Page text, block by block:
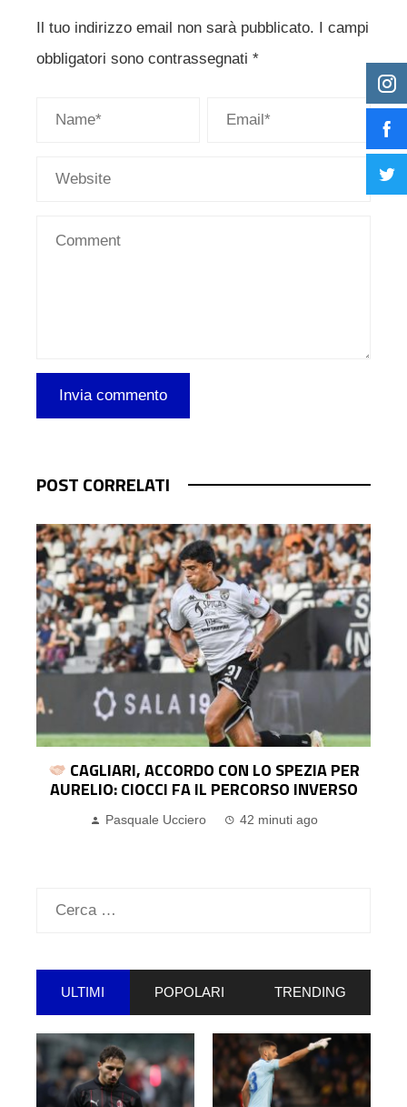
Il tuo indirizzo email non sarà pubblicato. I campi
obbligatori sono contrassegnati *
POST CORRELATI
CAGLIARI, ACCORDO CON LO SPEZIA PER
AURELIO: CIOCCI FA IL PERCORSO INVERSO
Pasquale Ucciero 42 minuti ago
Ricerca
ULTIMI POPOLARI TRENDING